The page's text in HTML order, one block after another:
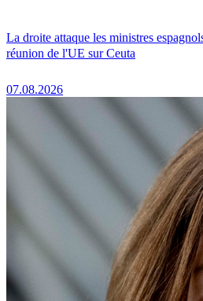
La droite attaque les ministres
réunion de l'UE sur Ceuta
07.08.2026